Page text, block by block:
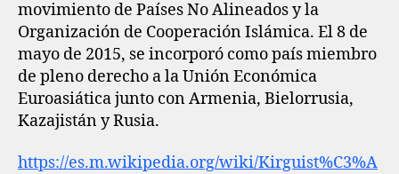
movimiento de Países No Alineados y la
Organización de Cooperación Islámica. El 8 de
mayo de 2015, se incorporó como país miembro
de pleno derecho a la Unión Económica
Euroasiática junto con Armenia, Bielorrusia,
Kazajistán y Rusia.
https://es.m.wikipedia.org/wiki/Kirguist%C3%A